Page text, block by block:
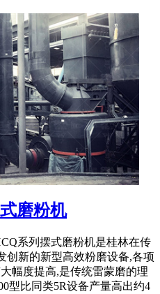
磨粉机
系列摆式磨粉机是桂林在传
创新的新型高效粉磨设备,各项
幅度提高,是传统雷蒙磨的理
型比同类5R设备产量高出约4